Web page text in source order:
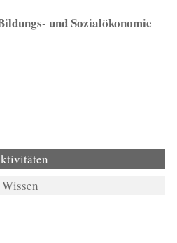
und Sozialökonomie
Wissen